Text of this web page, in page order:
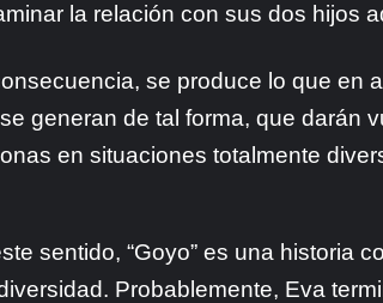
la relación con sus dos hijos
se produce lo que en
generan de tal forma, que darán
en situaciones totalmente
sentido, “Goyo” es una historia
Probablemente, Eva